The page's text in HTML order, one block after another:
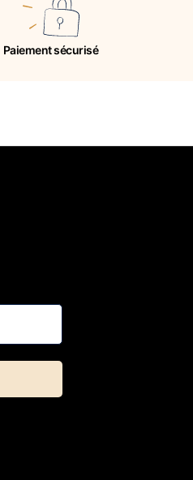
Paiement sécurisé